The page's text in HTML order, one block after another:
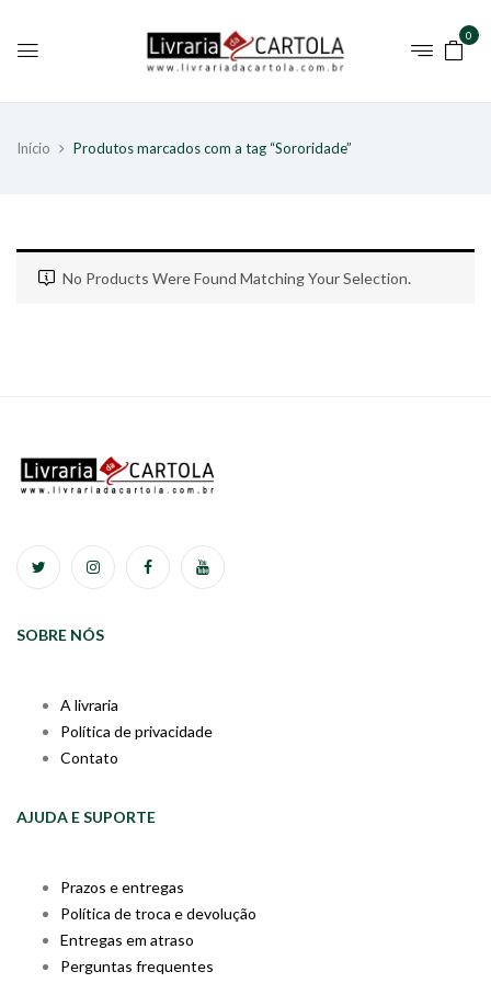
0
Início Produtos marcados com a tag “Sororidade”
No Products Were Found Matching Your Selection.
SOBRE NÓS
A livraria
Política de privacidade
Contato
AJUDA E SUPORTE
Prazos e entregas
Política de troca e devolução
Entregas em atraso
Perguntas frequentes